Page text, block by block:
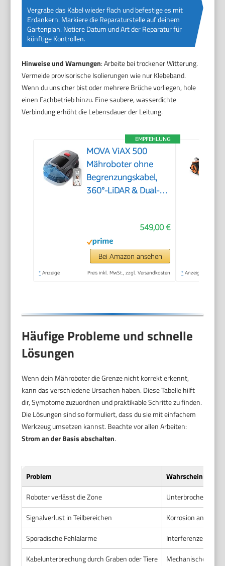
Vergrabe das Kabel wieder flach und befestige es mit
Erdankern. Markiere die Reparaturstelle auf deinem
Gartenplan. Notiere Datum und Art der Reparatur für
künftige Kontrollen.
Hinweise und Warnungen: Arbeite bei trockener Witterung.
Vermeide provisorische Isolierungen wie nur Klebeband.
Wenn du unsicher bist oder mehrere Brüche vorliegen, hole
einen Fachbetrieb hinzu. Eine saubere, wasserdichte
Verbindung erhöht die Lebensdauer der Leitung.
EMPFEHLUNG
MOVA ViAX 500
Mähroboter ohne
Begrenzungskabel,
360°-LiDAR & Dual-KI-
549,00 €
Bei Amazon ansehen
* Anzeige Preis inkl. MwSt., zzgl. Versandkosten * Anzeige
Häufige Probleme und schnelle
Lösungen
Wenn dein Mähroboter die Grenze nicht korrekt erkennt,
kann das verschiedene Ursachen haben. Diese Tabelle hilft
dir, Symptome zuzuordnen und praktikable Schritte zu finden.
Die Lösungen sind so formuliert, dass du sie mit einfachem
Werkzeug umsetzen kannst. Beachte vor allen Arbeiten:
Strom an der Basis abschalten.
Problem
Wahrscheinliche
Roboter verlässt die Zone
Unterbrochenes
Signalverlust in Teilbereichen
Korrosion an
Sporadische Fehlalarme
Interferenzen
Kabelunterbrechung durch Graben oder Tiere
Mechanische